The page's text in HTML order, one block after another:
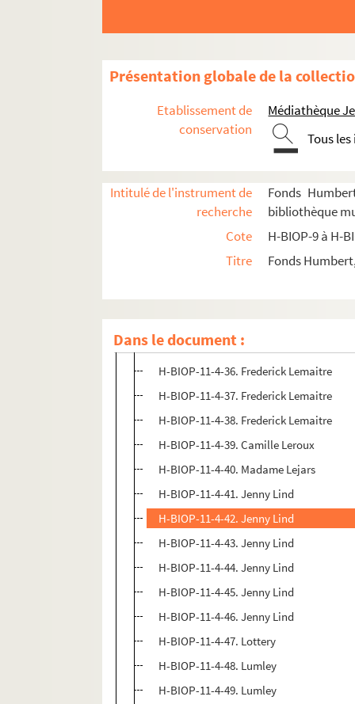
Présentation globale de la
Etablissement de
conservation
Médiathèque
Tous
Intitulé de l'instrument de
recherche
Fonds
bibliothèque
Cote
H-BIOP-9 à H-
Titre
Fonds
Dans le document :
H-BIOP-11-4-24. Lablache
H-BIOP-11-4-26. Lablache
H-BIOP-11-4-27. Lablache
H-BIOP-11-4-28. Rosine Laborde
H-BIOP-11-4-29. La Lady mystérieuse
H-BIOP-11-4-33. Marie Laurent
H-BIOP-11-4-34. Marie Laurent
H-BIOP-11-4-35. Frederick Lemaitre
H-BIOP-11-4-36. Frederick Lemaitre
H-BIOP-11-4-37. Frederick Lemaitre
H-BIOP-11-4-38. Frederick Lemaitre
H-BIOP-11-4-39. Camille Leroux
H-BIOP-11-4-40. Madame Lejars
H-BIOP-11-4-41. Jenny Lind
H-BIOP-11-4-42. Jenny Lind
H-BIOP-11-4-43. Jenny Lind
H-BIOP-11-4-44. Jenny Lind
H-BIOP-11-4-45. Jenny Lind
H-BIOP-11-4-46. Jenny Lind
H-BIOP-11-4-47. Lottery
H-BIOP-11-4-48. Lumley
H-BIOP-11-4-49. Lumley